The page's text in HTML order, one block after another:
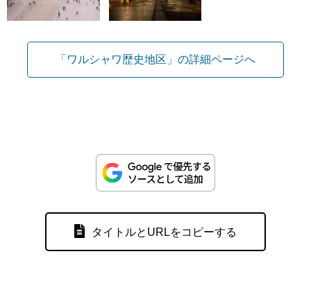
「ワルシャワ歴史地区」の詳細ページへ
タイトルとURLをコピーする